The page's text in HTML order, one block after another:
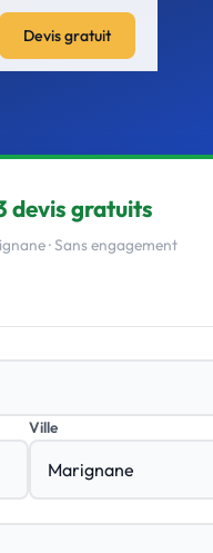
Devis gratuit
devis gratuits
· Sans engagement
Ville